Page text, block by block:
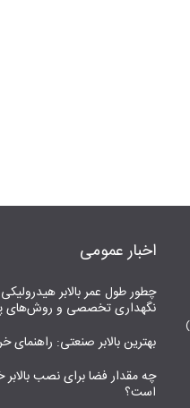
اخبار عمومی
چطور طول عمر بالابر
نگهداری تخصصی و روش‌های
بهترین بالابر صنعتی:
چه مقدار فضا برای نصب
است؟